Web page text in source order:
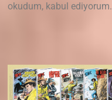
okudum, kabul ediyorum.